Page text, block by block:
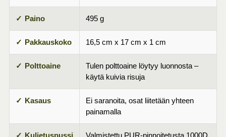
Paino 495 g
Pakkauskoko 16,5 cm x 17 cm x 1 cm
Polttoaine
Tulen polttoaine löytyy luonnosta –
käytä kuivia risuja
Kasaus
Ei saranoita, osat liitetään yhteen
painamalla
Kuljetuspussi
Valmistettu PUR-pinnoitetusta 1000D